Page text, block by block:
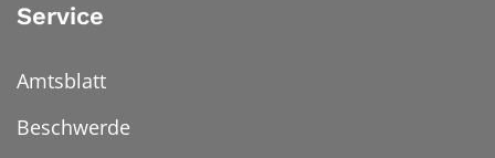
Service
Amtsblatt
Beschwerde